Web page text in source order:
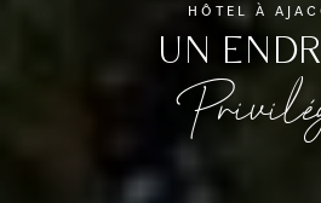
HÔTEL À
UN